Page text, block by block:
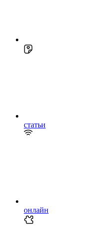
статьи
онлайн